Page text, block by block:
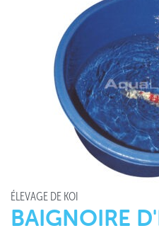
ÉLEVAGE DE KOÏ
BAIGNOIRE